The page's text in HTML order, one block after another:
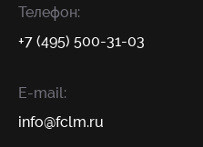
Телефон:
+7 (495) 500-31-03
E-mail:
info@fсlm.ru